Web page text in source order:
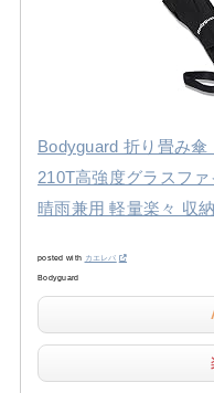
Bodyguard 折り畳み傘
210T高強度グラスフ
晴雨兼用 軽量楽々 収
posted with カエレバ
Bodyguard